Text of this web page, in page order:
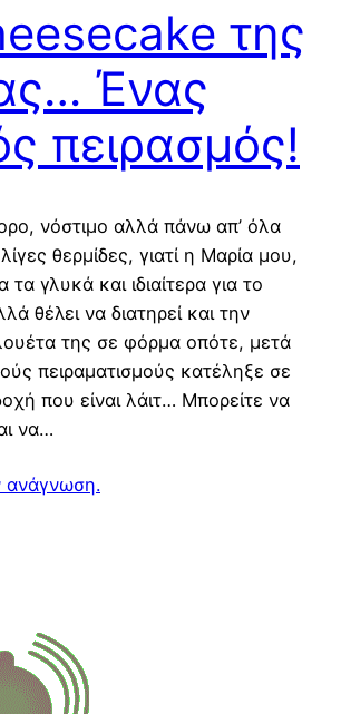
της
Ένας
πειρασμός!
νόστιμο αλλά πάνω απ’ όλα
θερμίδες, γιατί η Μαρία μου,
τα γλυκά και ιδιαίτερα για το
θέλει να διατηρεί και την
της σε φόρμα οπότε, μετά
πειραματισμούς κατέληξε σε
που είναι λάιτ… Μπορείτε να
να…
ανάγνωση.